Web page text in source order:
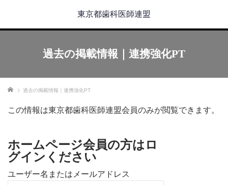
東京都歯科医師連盟
過去の掲載情報｜連携強化PT
ホーム 過去の掲載情報｜連携強化PT
この情報は東京都歯科医師連盟会員のみが閲覧できます。
ホームページ会員の方はロ
グインください
ユーザー名またはメールアドレス